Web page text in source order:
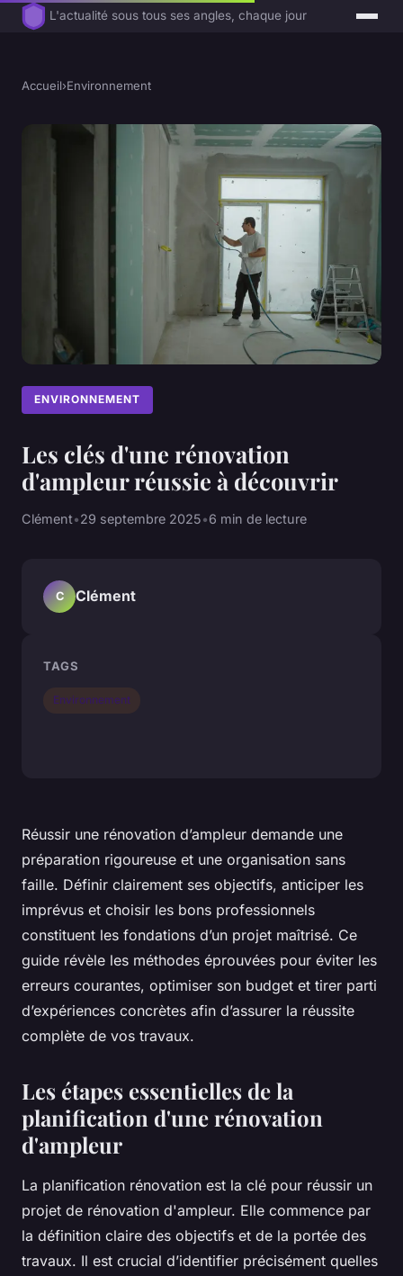
L'actualité sous tous ses angles, chaque jour
Accueil›Environnement
ENVIRONNEMENT
Les clés d'une rénovation
d'ampleur réussie à découvrir
Clément•29 septembre 2025•6 min de lecture
Réussir une rénovation d’ampleur demande une
préparation rigoureuse et une organisation sans
faille. Définir clairement ses objectifs, anticiper les
imprévus et choisir les bons professionnels
constituent les fondations d’un projet maîtrisé. Ce
guide révèle les méthodes éprouvées pour éviter les
erreurs courantes, optimiser son budget et tirer parti
d’expériences concrètes afin d’assurer la réussite
complète de vos travaux.
Les étapes essentielles de la
planification d'une rénovation
d'ampleur
La planification rénovation est la clé pour réussir un
projet de rénovation d'ampleur. Elle commence par
la définition claire des objectifs et de la portée des
travaux. Il est crucial d’identifier précisément quelles
C Clément
TAGS
Environnement